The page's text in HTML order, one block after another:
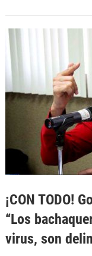
¡CON TODO!
“Los
virus, son